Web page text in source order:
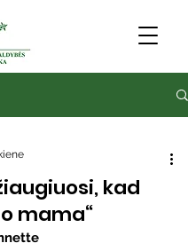
kad
mama“